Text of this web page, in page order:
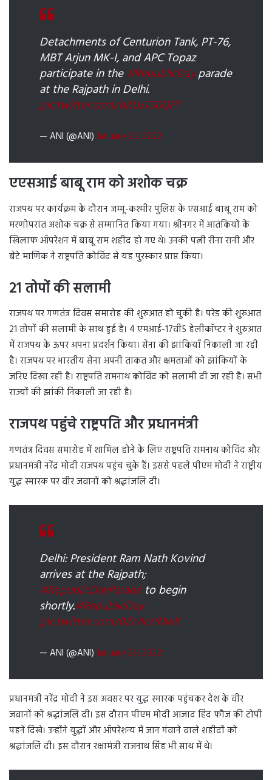
Detachments of Centurion Tank, PT-76,
MBT Arjun MK-I, and APC Topaz
participate in the #RepublicDayparade
at the Rajpath in Delhi.
pic.twitter.com/dKUJTS0QFT
— ANI (@ANI) January 26, 2022
एएसआई बाबू राम को अशोक चक्र
राजपथ पर कार्यक्रम के दौरान जम्मू-कश्मीर पुलिस के एसआई बाबू राम को
मरणोपरांत अशोक चक्र से सम्मानित किया गया। श्रीनगर में आतंकियों के
खिलाफ ऑपरेशन में बाबू राम शहीद हो गए थे। उनकी पत्नी रीना रानी और
बेटे माणिक ने राष्ट्रपति कोविंद से यह पुरस्कार प्राप्त किया।
21 तोपों की सलामी
राजपथ पर गणतंत्र दिवस समारोह की शुरुआत हो चुकी है। परेड की शुरुआत
21 तोपों की सलामी के साथ हुई है। 4 एमआई-17वी5 हेलीकॉप्‍टर ने शुरुआत
में राजपथ के ऊपर अपना प्रदर्शन किया। सेना की झांकियाँ निकाली जा रही
है। राजपथ पर भारतीय सेना अपनी ताकत और क्षमताओं को झांकियों के
जरिए दिखा रही है। राष्ट्रपति रामनाथ कोविंद को सलामी दी जा रही है। सभी
राज्यों की झांकी निकाली जा रही है।
राजपथ पहुंचे राष्ट्रपति और प्रधानमंत्री
गणतंत्र दिवस समारोह में शामिल होने के लिए राष्ट्रपति रामनाथ कोविंद और
प्रधानमंत्री नरेंद्र मोदी राजपथ पहुंच चुके हैं। इससे पहले पीएम मोदी ने राष्ट्रीय
युद्ध स्मारक पर वीर जवानों को श्रद्धांजलि दी।
Delhi: President Ram Nath Kovind
arrives at the Rajpath;
#RepublicDayParadeto begin
shortly.#RepublicDay
pic.twitter.com/0Zc4czINwK
— ANI (@ANI) January 26, 2022
प्रधानमंत्री नरेंद्र मोदी ने इस अवसर पर युद्ध स्मारक पहुंचकर देश के वीर
जवानों को श्रद्धांजलि दी। इस दौरान पीएम मोदी आजाद हिंद फौज की टोपी
पहने दिखे। उन्होंने युद्धों और ऑपरेशन्य में जान गंवाने वाले शहीदों को
श्रद्धांजलि दी। इस दौरान रक्षामंत्री राजनाथ सिंह भी साथ में थे।